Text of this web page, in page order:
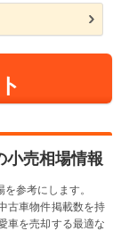
小売相場情報
参考にします。
古車物件掲載数を持
車を売却する最適な